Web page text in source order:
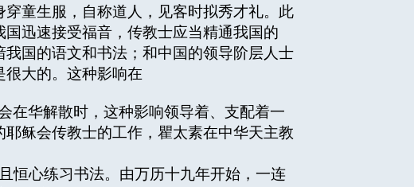
童生服，自称道人，见客时拟秀才礼。此
迅速接受福音，传教士应当精通我国的
国的语文和书法；和中国的领导阶层人士
大的。这种影响在
在华解散时，这种影响领导着、支配着一
稣会传教士的工作，瞿太素在中华天主教
恒心练习书法。由万历十九年开始，一连